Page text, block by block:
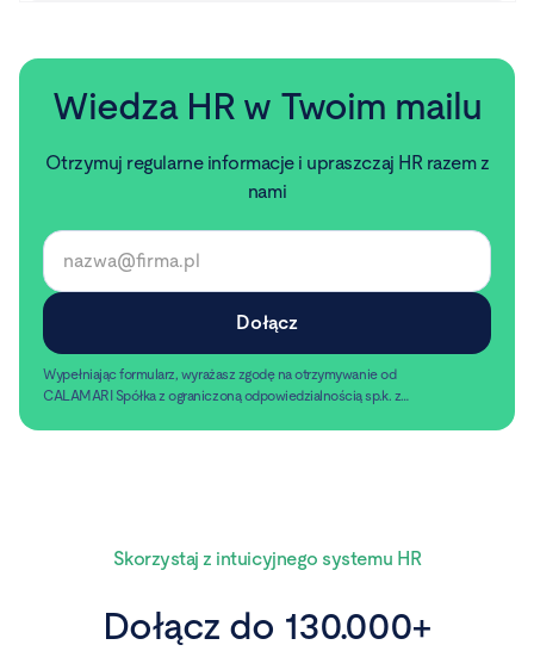
Wiedza HR w Twoim mailu
Otrzymuj regularne informacje i upraszczaj HR razem z
nami
Wypełniając formularz, wyrażasz zgodę na otrzymywanie od
CALAMARI Spółka z ograniczoną odpowiedzialnością sp.k. z
Skorzystaj z intuicyjnego systemu HR
Dołącz do 130.000+